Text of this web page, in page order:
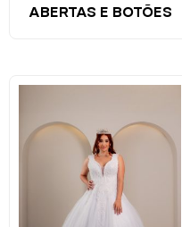
ABERTAS E BOTÕES